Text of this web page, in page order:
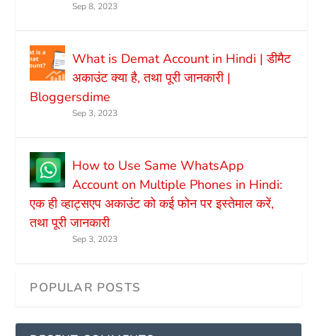
Sep 8, 2023
What is Demat Account in Hindi | डीमैट
अकाउंट क्या है, तथा पूरी जानकारी |
Bloggersdime
Sep 3, 2023
How to Use Same WhatsApp
Account on Multiple Phones in Hindi:
एक ही व्हाट्सएप अकाउंट को कई फोन पर इस्तेमाल करें,
तथा पूरी जानकारी
Sep 3, 2023